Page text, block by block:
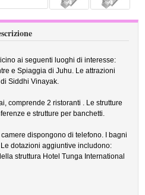
ai seguenti luoghi di interesse:
e Spiaggia di Juhu. Le attrazioni
Siddhi Vinayak.
comprende 2 ristoranti . Le strutture
e strutture per banchetti.
dispongono di telefono. I bagni
dotazioni aggiuntive includono:
struttura Hotel Tunga International